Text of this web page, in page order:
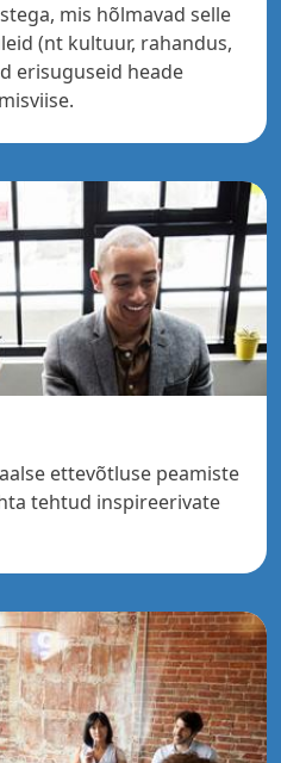
mis hõlmavad selle
(nt kultuur, rahandus,
erisuguseid heade
ettevõtluse peamiste
tehtud inspireerivate